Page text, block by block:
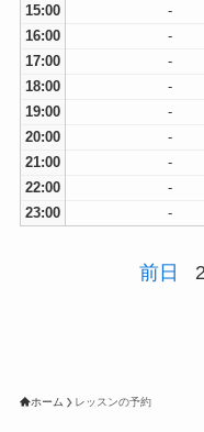
15:00
-
16:00
-
17:00
-
18:00
-
19:00
-
20:00
-
21:00
-
22:00
-
23:00
-
前日
ホーム レッスンの予約